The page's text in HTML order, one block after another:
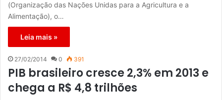
(Organização das Nações Unidas para a Agricultura e a
Alimentação), o…
Leia mais »
27/02/2014 0 391
PIB brasileiro cresce 2,3% em 2013 e
chega a R$ 4,8 trilhões